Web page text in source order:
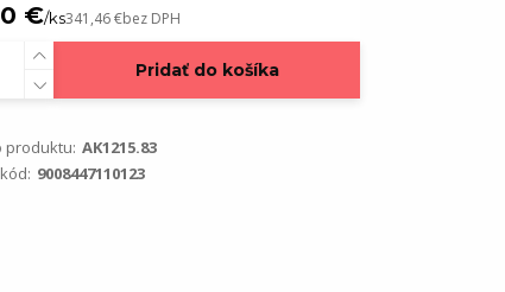
€/ks341,46 €bez DPH
Pridať do košíka
produktu: AK1215.83
9008447110123